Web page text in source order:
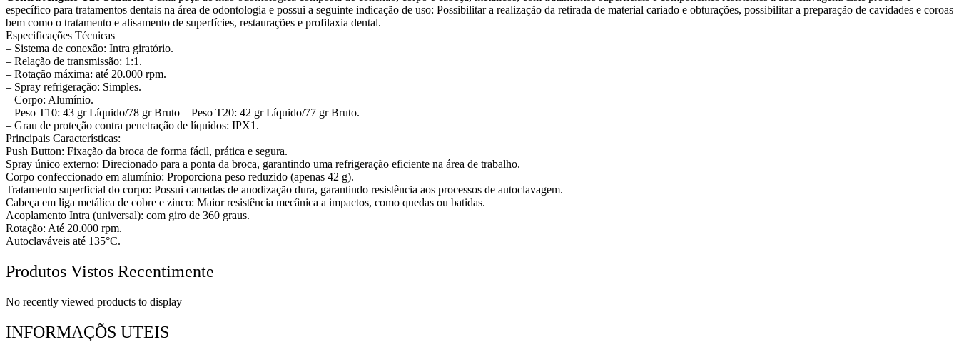
específico para tratamentos dentais na área de odontologia e possui a seguinte indicação de uso: Possibilitar a realização da retirada de material cariado e obturações, possibilitar a preparação de cavidades e coroas
bem como o tratamento e alisamento de superfícies, restaurações e profilaxia dental.
Especificações Técnicas
– Sistema de conexão: Intra giratório.
– Relação de transmissão: 1:1.
– Rotação máxima: até 20.000 rpm.
– Spray refrigeração: Simples.
– Corpo: Alumínio.
– Peso T10: 43 gr Líquido/78 gr Bruto – Peso T20: 42 gr Líquido/77 gr Bruto.
– Grau de proteção contra penetração de líquidos: IPX1.
Principais Características:
Push Button: Fixação da broca de forma fácil, prática e segura.
Spray único externo: Direcionado para a ponta da broca, garantindo uma refrigeração eficiente na área de trabalho.
Corpo confeccionado em alumínio: Proporciona peso reduzido (apenas 42 g).
Tratamento superficial do corpo: Possui camadas de anodização dura, garantindo resistência aos processos de autoclavagem.
Cabeça em liga metálica de cobre e zinco: Maior resistência mecânica a impactos, como quedas ou batidas.
Acoplamento Intra (universal): com giro de 360 graus.
Rotação: Até 20.000 rpm.
Autoclaváveis até 135°C.
Produtos Vistos Recentimente
No recently viewed products to display
INFORMAÇÕS UTEIS